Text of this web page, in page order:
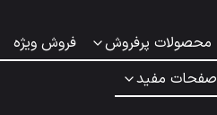
محصولات پرفروش فروش ویژه
صفحات مفید